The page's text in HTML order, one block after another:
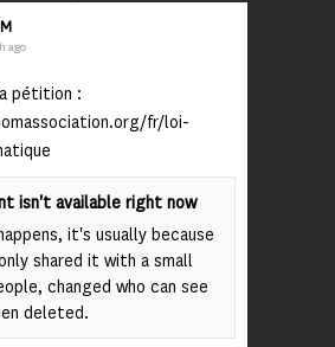
ago
pétition :
fr/loi-
isn't available right now
it's usually because
shared it with a small
changed who can see
deleted.